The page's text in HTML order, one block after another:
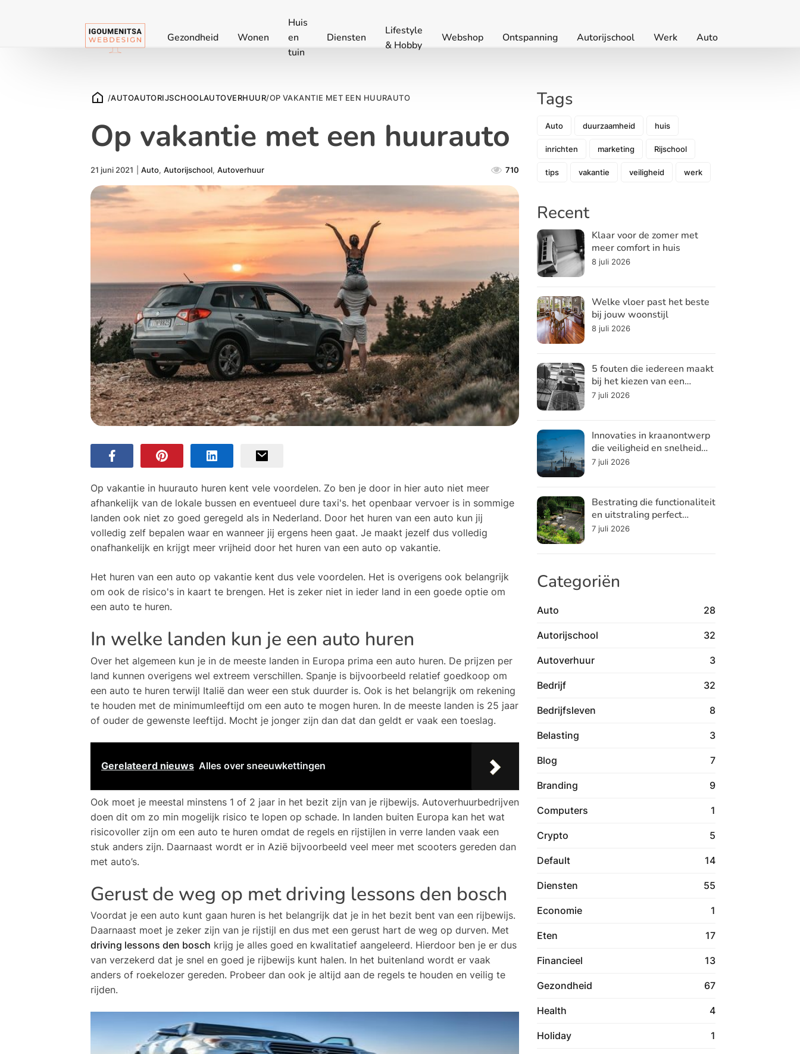
Gezondheid Wonen
Huis
en
tuin
Diensten
Lifestyle
& Hobby
Webshop Ontspanning Autorijschool Werk Auto
/AUTOAUTORIJSCHOOLAUTOVERHUUR/OP VAKANTIE MET EEN HUURAUTO
Op vakantie met een huurauto
21 juni 2021 Auto,Autorijschool,Autoverhuur 710
Op vakantie in huurauto huren kent vele voordelen. Zo ben je door in hier auto niet meer
afhankelijk van de lokale bussen en eventueel dure taxi's. het openbaar vervoer is in sommige
landen ook niet zo goed geregeld als in Nederland. Door het huren van een auto kun jij
volledig zelf bepalen waar en wanneer jij ergens heen gaat. Je maakt jezelf dus volledig
onafhankelijk en krijgt meer vrijheid door het huren van een auto op vakantie.
Het huren van een auto op vakantie kent dus vele voordelen. Het is overigens ook belangrijk
om ook de risico's in kaart te brengen. Het is zeker niet in ieder land in een goede optie om
een auto te huren.
In welke landen kun je een auto huren
Over het algemeen kun je in de meeste landen in Europa prima een auto huren. De prijzen per
land kunnen overigens wel extreem verschillen. Spanje is bijvoorbeeld relatief goedkoop om
een auto te huren terwijl Italië dan weer een stuk duurder is. Ook is het belangrijk om rekening
te houden met de minimumleeftijd om een auto te mogen huren. In de meeste landen is 25 jaar
of ouder de gewenste leeftijd. Mocht je jonger zijn dan dat dan geldt er vaak een toeslag.
Gerelateerd nieuws Alles over sneeuwkettingen
Ook moet je meestal minstens 1 of 2 jaar in het bezit zijn van je rijbewijs. Autoverhuurbedrijven
doen dit om zo min mogelijk risico te lopen op schade. In landen buiten Europa kan het wat
risicovoller zijn om een auto te huren omdat de regels en rijstijlen in verre landen vaak een
stuk anders zijn. Daarnaast wordt er in Azië bijvoorbeeld veel meer met scooters gereden dan
met auto’s.
Gerust de weg op met driving lessons den bosch
Voordat je een auto kunt gaan huren is het belangrijk dat je in het bezit bent van een rijbewijs.
Daarnaast moet je zeker zijn van je rijstijl en dus met een gerust hart de weg op durven. Met
driving lessons den bosch krijg je alles goed en kwalitatief aangeleerd. Hierdoor ben je er dus
van verzekerd dat je snel en goed je rijbewijs kunt halen. In het buitenland wordt er vaak
anders of roekelozer gereden. Probeer dan ook je altijd aan de regels te houden en veilig te
rijden.
Tags
Auto duurzaamheid huis
inrichten marketing Rijschool
tips vakantie veiligheid werk
Recent
Klaar voor de zomer met
meer comfort in huis
8 juli 2026
Welke vloer past het beste
bij jouw woonstijl
8 juli 2026
5 fouten die iedereen maakt
bij het kiezen van een
koelsysteem
7 juli 2026
Innovaties in kraanontwerp
die veiligheid en snelheid
verhogen
7 juli 2026
Bestrating die functionaliteit
en uitstraling perfect
combineert
7 juli 2026
Categoriën
Auto 28
Autorijschool 32
Autoverhuur 3
Bedrijf 32
Bedrijfsleven 8
Belasting 3
Blog 7
Branding 9
Computers 1
Crypto 5
Default 14
Diensten 55
Economie 1
Eten 17
Financieel 13
Gezondheid 67
Health 4
Holiday 1